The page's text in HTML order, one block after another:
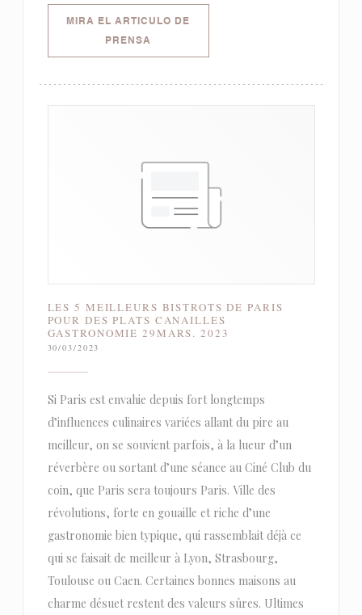
MIRA EL ARTICULO DE
PRENSA
LES 5 MEILLEURS BISTROTS DE PARIS
POUR DES PLATS CANAILLES
GASTRONOMIE 29MARS. 2023
30/03/2023
Si Paris est envahie depuis fort longtemps
d’influences culinaires variées allant du pire au
meilleur, on se souvient parfois, à la lueur d’un
réverbère ou sortant d’une séance au Ciné Club du
coin, que Paris sera toujours Paris. Ville des
révolutions, forte en gouaille et riche d’une
gastronomie bien typique, qui rassemblait déjà ce
qui se faisait de meilleur à Lyon, Strasbourg,
Toulouse ou Caen. Certaines bonnes maisons au
charme désuet restent des valeurs sûres. Ultimes